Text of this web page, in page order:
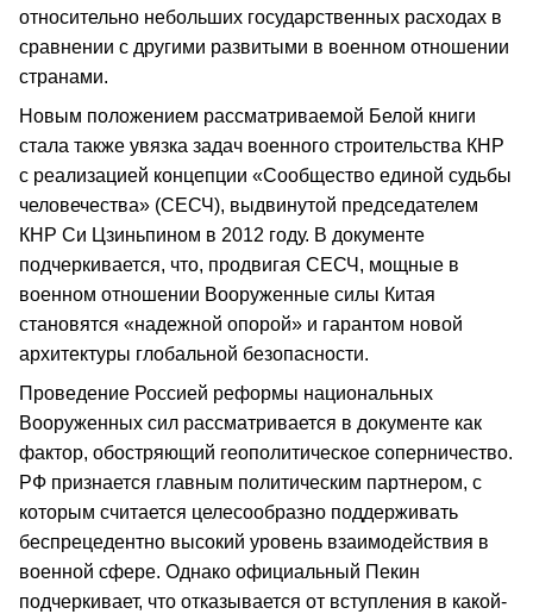
относительно небольших государственных расходах в
сравнении с другими развитыми в военном отношении
странами.
Новым положением рассматриваемой Белой книги
стала также увязка задач военного строительства КНР
с реализацией концепции «Сообщество единой судьбы
человечества» (СЕСЧ), выдвинутой председателем
КНР Си Цзиньпином в 2012 году. В документе
подчеркивается, что, продвигая СЕСЧ, мощные в
военном отношении Вооруженные силы Китая
становятся «надежной опорой» и гарантом новой
архитектуры глобальной безопасности.
Проведение Россией реформы национальных
Вооруженных сил рассматривается в документе как
фактор, обостряющий геополитическое соперничество.
РФ признается главным политическим партнером, с
которым считается целесообразно поддерживать
беспрецедентно высокий уровень взаимодействия в
военной сфере. Однако официальный Пекин
подчеркивает, что отказывается от вступления в какой-